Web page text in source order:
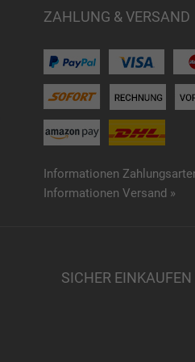
ZAHLUNG & VERSAND
Informationen
Informationen Versand »
SICHER